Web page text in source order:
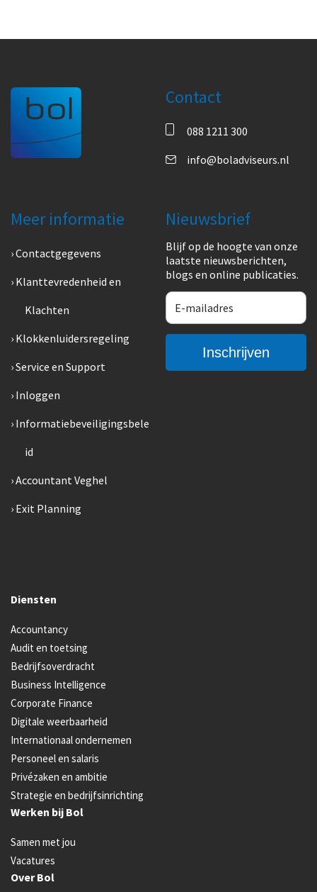
Contact
088 1211 300
info@boladviseurs.nl
Meer informatie
Contactgegevens
Klanttevredenheid en
Klachten
Klokkenluidersregeling
Service en Support
Inloggen
Informatiebeveiligingsbele
id
Accountant Veghel
Exit Planning
Nieuwsbrief
Blijf op de hoogte van onze
laatste nieuwsberichten,
blogs en online publicaties.
Diensten
Accountancy
Audit en toetsing
Bedrijfsoverdracht
Business Intelligence
Corporate Finance
Digitale weerbaarheid
Internationaal ondernemen
Personeel en salaris
Privézaken en ambitie
Strategie en bedrijfsinrichting
Werken bij Bol
Samen met jou
Vacatures
Over Bol